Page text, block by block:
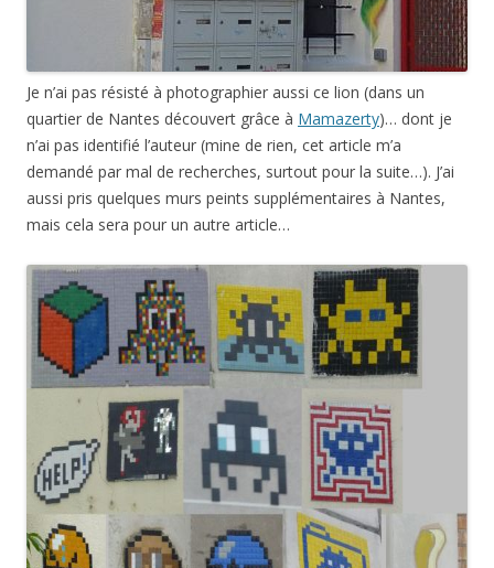
Je n’ai pas résisté à photographier aussi ce lion (dans un
quartier de Nantes découvert grâce à Mamazerty)… dont je
n’ai pas identifié l’auteur (mine de rien, cet article m’a
demandé par mal de recherches, surtout pour la suite…). J’ai
aussi pris quelques murs peints supplémentaires à Nantes,
mais cela sera pour un autre article…